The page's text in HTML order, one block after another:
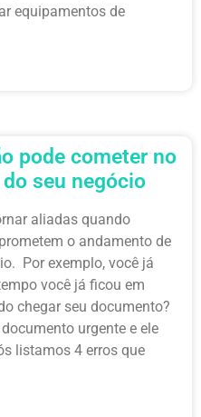
equipamentos de
pode cometer no
seu negócio
aliadas quando
o andamento de
Por exemplo, você já
você já ficou em
chegar seu documento?
urgente e ele
listamos 4 erros que